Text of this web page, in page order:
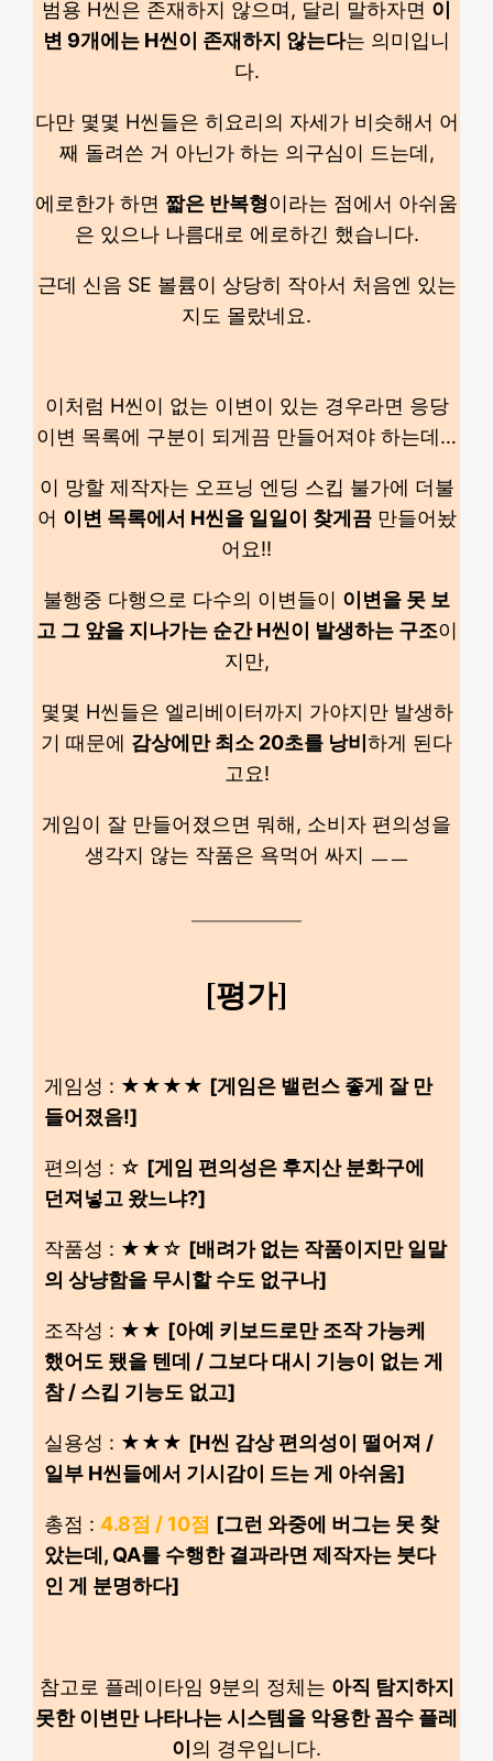
범용 H씬은 존재하지 않으며, 달리 말하자면 이
변 9개에는 H씬이 존재하지 않는다는 의미입니
다.
다만 몇몇 H씬들은 히요리의 자세가 비슷해서 어
째 돌려쓴 거 아닌가 하는 의구심이 드는데,
에로한가 하면 짧은 반복형이라는 점에서 아쉬움
은 있으나 나름대로 에로하긴 했습니다.
근데 신음 SE 볼륨이 상당히 작아서 처음엔 있는
지도 몰랐네요.
이처럼 H씬이 없는 이변이 있는 경우라면 응당
이변 목록에 구분이 되게끔 만들어져야 하는데…
이 망할 제작자는 오프닝 엔딩 스킵 불가에 더불
어 이변 목록에서 H씬을 일일이 찾게끔만들어놨
어요!!
불행중 다행으로 다수의 이변들이 이변을 못 보
고 그 앞을 지나가는 순간 H씬이 발생하는 구조이
지만,
몇몇 H씬들은 엘리베이터까지 가야지만 발생하
기 때문에 감상에만 최소 20초를 낭비 하게 된다
고요!
게임이 잘 만들어졌으면 뭐해, 소비자 편의성을
생각지 않는 작품은 욕먹어 싸지 ㅡㅡ
[평가]
게임성 : ★★★★ [게임은 밸런스 좋게 잘 만
들어졌음!]
편의성 : ☆ [게임 편의성은 후지산 분화구에
던져넣고 왔느냐?]
작품성 : ★★☆ [배려가 없는 작품이지만 일말
의 상냥함을 무시할 수도 없구나]
조작성 : ★★ [아예 키보드로만 조작 가능케
했어도 됐을 텐데 / 그보다 대시 기능이 없는 게
참 / 스킵 기능도 없고]
실용성 : ★★★ [H씬 감상 편의성이 떨어져 /
일부 H씬들에서 기시감이 드는 게 아쉬움]
총점 :4.8점 / 10점 [그런 와중에 버그는 못 찾
았는데, QA를 수행한 결과라면 제작자는 붓다
인 게 분명하다]
참고로 플레이타임 9분의 정체는 아직 탐지하지
못한 이변만 나타나는 시스템을 악용한 꼼수 플레
이의 경우입니다.